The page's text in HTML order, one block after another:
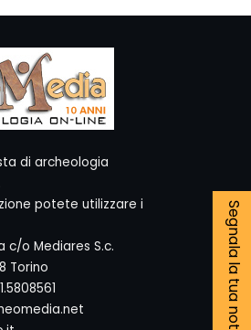
Segnala la tua notizia
di archeologia
potete utilizzare i
c/o Mediares S.c.
Torino